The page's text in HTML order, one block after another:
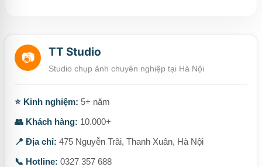
📷 TT Studio
Studio chụp ảnh chuyên nghiệp tại Hà Nội
⭐ Kinh nghiệm: 5+ năm
👥 Khách hàng: 10.000+
📍 Địa chỉ: 475 Nguyễn Trãi, Thanh Xuân, Hà Nội
📞 Hotline: 0327 357 688